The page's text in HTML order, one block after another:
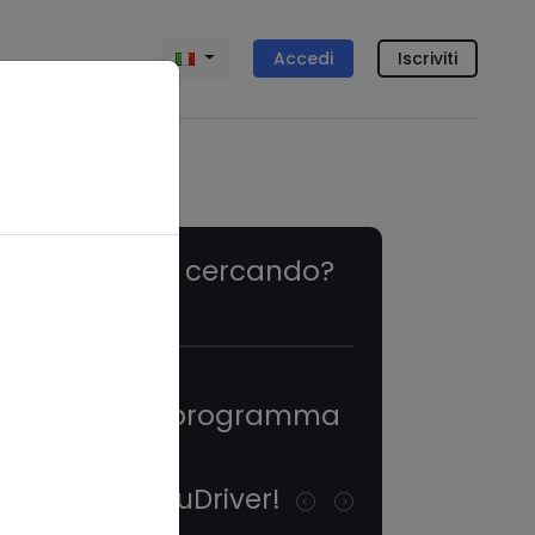
Accedi Iscriviti
Cosa stai cercando?
Eventi in programma
Scopri YouDriver!